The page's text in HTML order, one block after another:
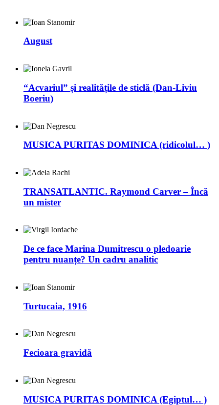
August
“Acvariul” și realitățile de sticlă (Dan-Liviu
Boeriu)
MUSICA PURITAS DOMINICA (ridicolul… )
TRANSATLANTIC. Raymond Carver – Încă
un mister
De ce face Marina Dumitrescu o pledoarie
pentru nuanțe? Un cadru analitic
Turtucaia, 1916
Fecioara gravidă
MUSICA PURITAS DOMINICA (Egiptul… )